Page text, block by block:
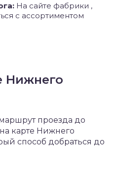
На сайте фабрики ,
с ассортиментом
Нижнего
проезда до
карте Нижнего
способ добраться до